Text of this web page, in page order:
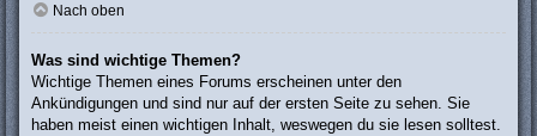
Nach oben
Was sind wichtige Themen?
Wichtige Themen eines Forums erscheinen unter den
Ankündigungen und sind nur auf der ersten Seite zu sehen. Sie
haben meist einen wichtigen Inhalt, weswegen du sie lesen solltest.